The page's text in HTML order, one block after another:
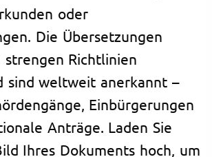
oder
Die Übersetzungen
Richtlinien
sind weltweit anerkannt –
Einbürgerungen
Anträge. Laden Sie
Ihres Dokuments hoch, um